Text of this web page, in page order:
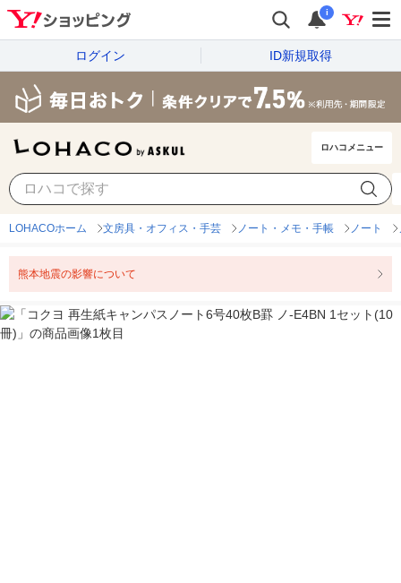
i
ログイン ID新規取得
ロハコメニュー
LOHACOホーム 文房具・オフィス・手芸 ノート・メモ・手帳 ノート
熊本地震の影響について